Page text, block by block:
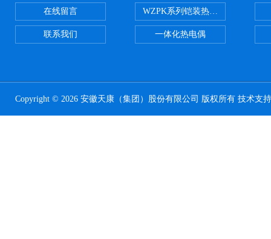
在线留言
联系我们
WZPK系列铠装热电阻
一体化热电偶
Copyright © 2026 安徽天康（集团）股份有限公司 版权所有 技术支